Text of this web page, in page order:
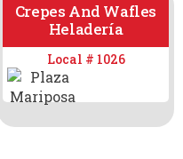
Crepes And Wafles
Heladería
Local # 1026